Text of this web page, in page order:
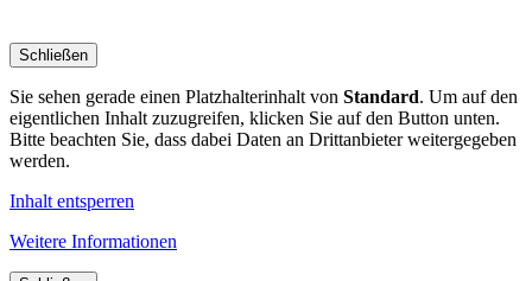
Schließen
Sie sehen gerade einen Platzhalterinhalt von Standard. Um auf den
eigentlichen Inhalt zuzugreifen, klicken Sie auf den Button unten.
Bitte beachten Sie, dass dabei Daten an Drittanbieter weitergegeben
werden.
Inhalt entsperren
Weitere Informationen